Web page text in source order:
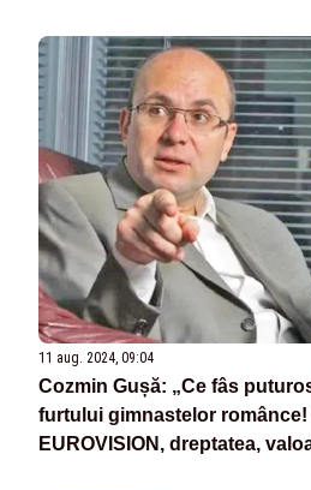
11 aug. 2024, 09:04
Cozmin Gușă: „Ce fâs
furtului gimnastelor românce!
EUROVISION, dreptatea,